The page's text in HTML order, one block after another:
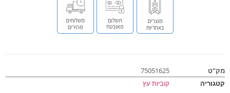
75051625
קוביות עץ